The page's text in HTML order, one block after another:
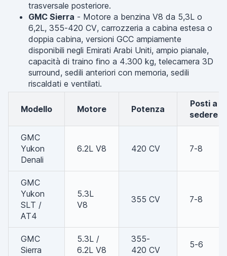
trasversale posteriore.
GMC Sierra - Motore a benzina V8 da 5,3L o
6,2L, 355-420 CV, carrozzeria a cabina estesa o
doppia cabina, versioni GCC ampiamente
disponibili negli Emirati Arabi Uniti, ampio pianale,
capacità di traino fino a 4.300 kg, telecamera 3D
surround, sedili anteriori con memoria, sedili
riscaldati e ventilati.
Modello Motore Potenza
Posti a
sedere
GMC
Yukon
Denali
6.2L V8 420 CV 7-8
GMC
Yukon
SLT /
AT4
5.3L
V8
355 CV 7-8
GMC
Sierra
5.3L /
6.2L V8
355-
420 CV
5-6